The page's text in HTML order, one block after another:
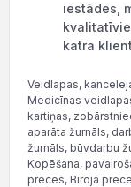
iestādes,
katra
Veidlapas,
Medicīnas
kartiņas,
aparāta žurnāls,
žurnāls, būvdarbu
Kopēšana,
preces, Biroja